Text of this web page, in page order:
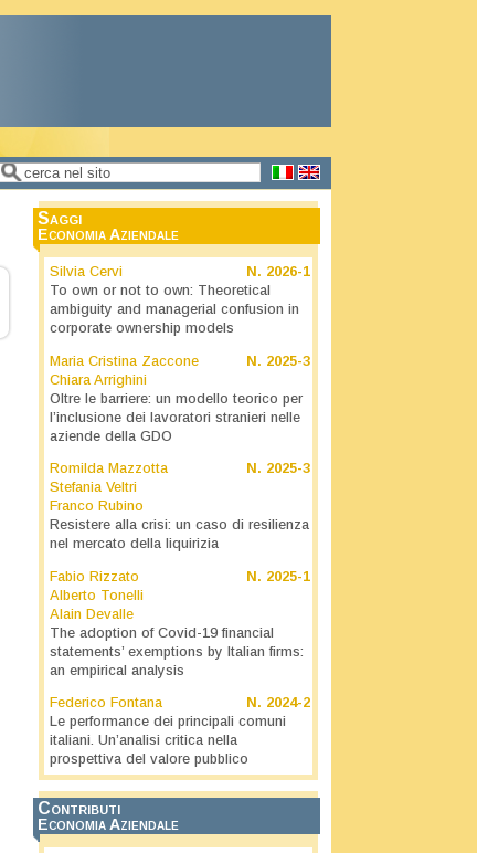
Form di ricerca
Cerca
Saggi
Economia Aziendale
N. 2026-1
Silvia Cervi
To own or not to own: Theoretical
ambiguity and managerial confusion in
corporate ownership models
N. 2025-3
Maria Cristina Zaccone
Chiara Arrighini
Oltre le barriere: un modello teorico per
l’inclusione dei lavoratori stranieri nelle
aziende della GDO
N. 2025-3
Romilda Mazzotta
Stefania Veltri
Franco Rubino
Resistere alla crisi: un caso di resilienza
nel mercato della liquirizia
N. 2025-1
Fabio Rizzato
Alberto Tonelli
Alain Devalle
The adoption of Covid-19 financial
statements’ exemptions by Italian firms:
an empirical analysis
N. 2024-2
Federico Fontana
Le performance dei principali comuni
italiani. Un’analisi critica nella
prospettiva del valore pubblico
Contributi
Economia Aziendale